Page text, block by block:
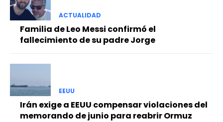
ACTUALIDAD
Familia de Leo Messi confirmó el
fallecimiento de su padre Jorge
EEUU
Irán exige a EEUU compensar violaciones del
memorando de junio para reabrir Ormuz